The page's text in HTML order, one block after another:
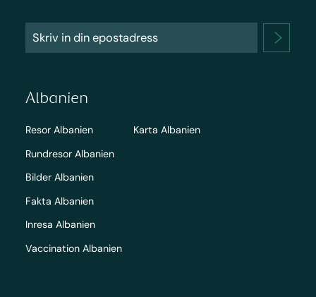
Albanien
Resor Albanien
Rundresor Albanien
Bilder Albanien
Fakta Albanien
Inresa Albanien
Vaccination Albanien
Karta Albanien